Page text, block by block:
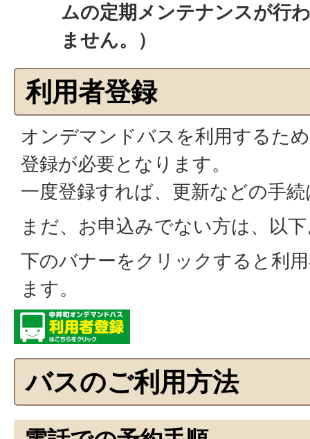
ムの定期メンテナンスが行
ません。）
利用者登録
オンデマンドバスを利用するた
登録が必要となります。
一度登録すれば、更新などの手
まだ、お申込みでない方は、以
下のバナーをクリックすると利
ます。
バスのご利用方法